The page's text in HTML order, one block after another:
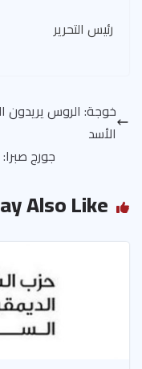
رئيس التحرير
خوجة: الروس
الأسد
جورج
Also Like